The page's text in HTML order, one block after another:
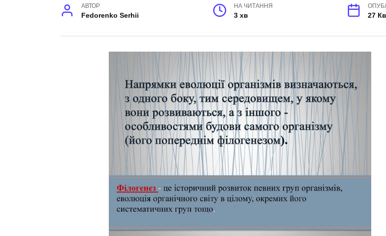
АВТОР
Fedorenko Serhii
НА ЧИТАННЯ
3 хв 27